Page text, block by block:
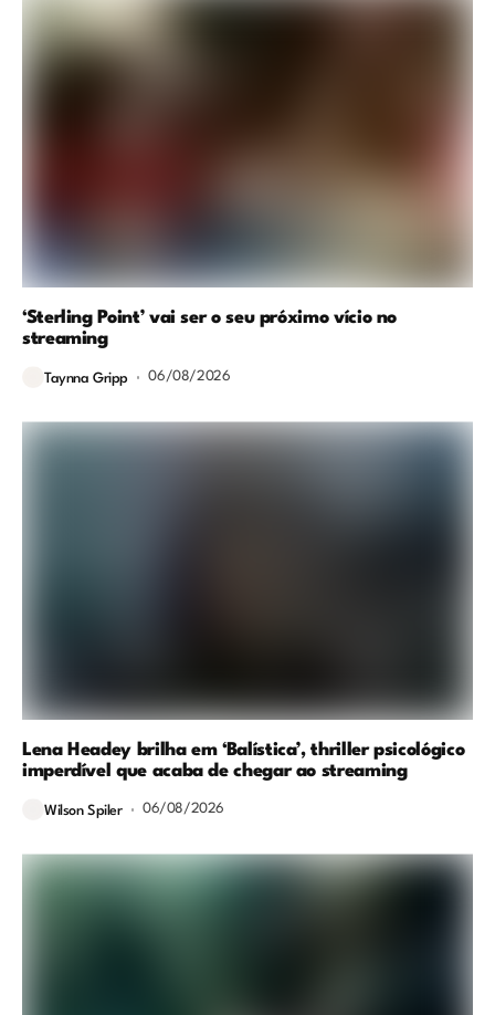
‘Sterling Point’ vai ser o seu próximo vício no
streaming
Taynna Gripp 06/08/2026
Lena Headey brilha em ‘Balística’, thriller psicológico
imperdível que acaba de chegar ao streaming
Wilson Spiler 06/08/2026